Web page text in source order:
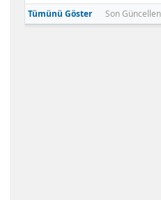
Tümünü Göster Son